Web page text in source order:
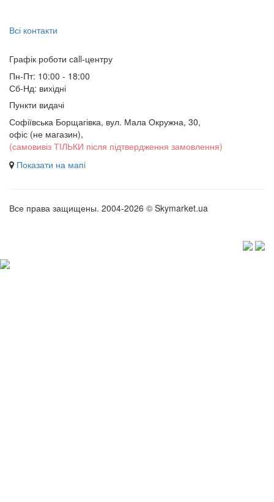
Всі контакти
Графік роботи сall-центру
Пн-Пт: 10:00 - 18:00
Сб-Нд: вихідні
Пункти видачі
Софіївська Борщагівка, вул. Мала Окружна, 30,
офіс (не магазин),
(самовивіз ТІЛЬКИ після підтвердження замовлення)
Показати на мапі
Все права защищены. 2004-2026 © Skymarket.ua